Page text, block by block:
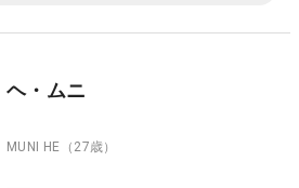
ヘ・ムニ
MUNI HE （27歳）